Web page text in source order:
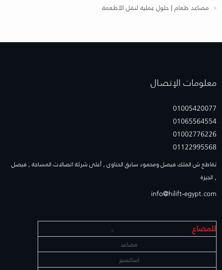
مصاعد طعام | حلول عملية لنقل الأطعمة
معلومات الإتصـال
01005420077
01065564554
01002776226
01122995568
تقاطع ش الملك فيصل ومحمود سابق الحناوى , أعلى شركة اتصالات المساحة , فيصل
, الجيزة
info@hilift-egypt.com
للمصاع
د
مصاعد
اسانسير